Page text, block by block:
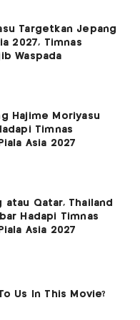
Targetkan Jepang
2027, Timnas
Waspada
Hajime Moriyasu
Timnas
Asia 2027
atau Qatar, Thailand
Hadapi Timnas
Asia 2027